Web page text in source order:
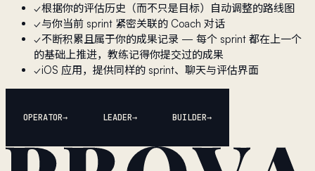
✓根据你的评估历史（而不只是目标）自动调整的路线图
✓与你当前 sprint 紧密关联的 Coach 对话
✓不断积累且属于你的成果记录 — 每个 sprint 都在上一个
的基础上推进，教练记得你提交过的成果
✓iOS 应用，提供同样的 sprint、聊天与评估界面
OPERATOR LEADER BUILDER